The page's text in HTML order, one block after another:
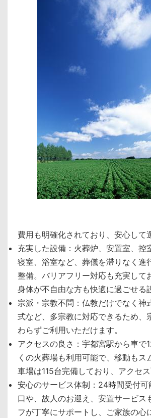
費用も明確化されており、安心して
充実した設備：火葬炉、安置室、控
寝室、浴室など、葬儀を滞りなく進
整備。バリアフリー対応も充実して
身体が不自由な方も快適に過ごせる
宗派・宗教不問：仏教だけでなく神
式など、多宗教に対応できるため、
わらずご利用いただけます。
アクセスの良さ：宇都宮駅から車で
くの火葬場も利用可能で、移動もス
車場は115台完備しており、アクセス
安心のサービス体制：24時間受付可
口や、故人のお迎え、安置サービス
フが丁寧にサポートし、ご家族の心